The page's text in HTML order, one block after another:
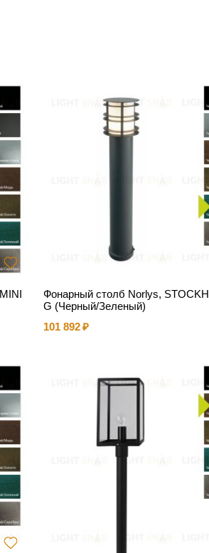
Фонарный столб Norlys,
G (Черный/Зеленый)
101 892